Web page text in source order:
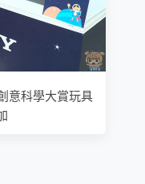
意科學大賞玩具